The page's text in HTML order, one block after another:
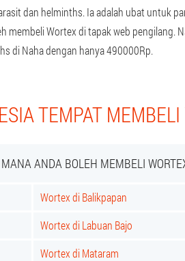
dan helminths. Ia adalah ubat untuk
membeli Wortex di tapak web pengilang.
di Naha dengan hanya 490000Rp.
TEMPAT MEMBELI
ANDA BOLEH MEMBELI
Wortex di Balikpapan
Wortex di Labuan Bajo
Wortex di Mataram